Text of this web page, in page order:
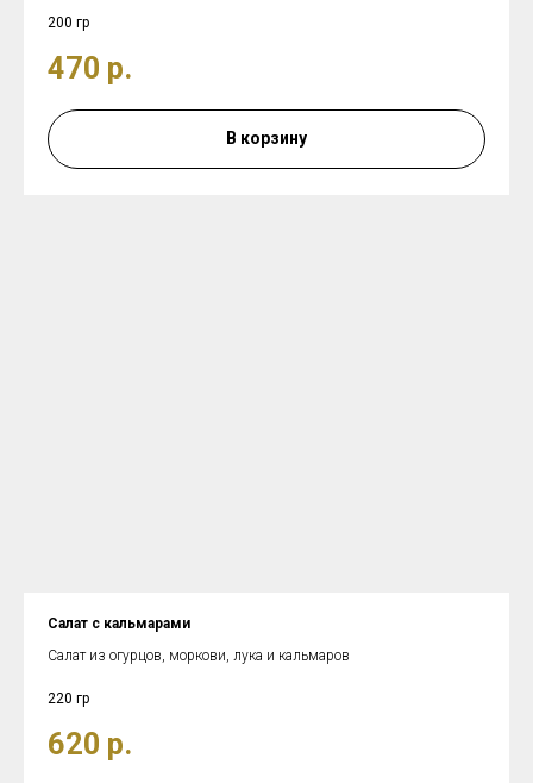
200 гр
470 р.
В корзину
Салат с кальмарами
Салат из огурцов, моркови, лука и кальмаров
220 гр
620 р.